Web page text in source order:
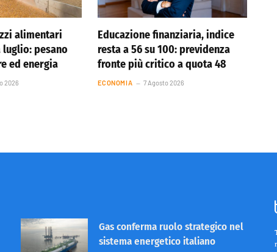
alimentari
pesano
ed energia
2026
Educazione finanziaria, indice
resta a 56 su 100: previdenza
fronte più critico a quota 48
ECONOMIA 7 Agosto 2026
Gas conferma ruolo strategico nel
sistema energetico italiano